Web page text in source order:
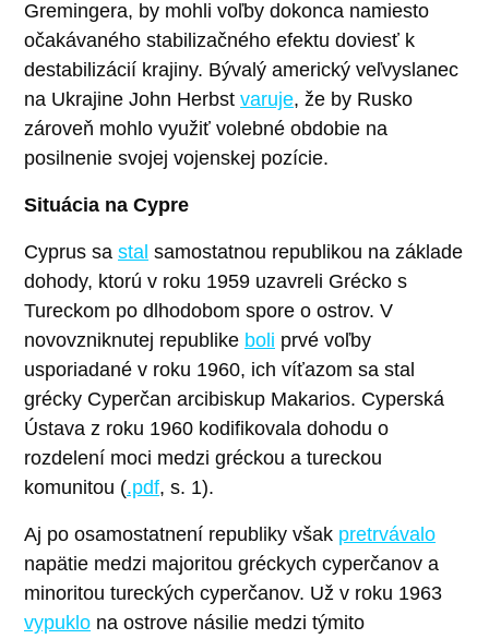
Gremingera, by mohli voľby dokonca namiesto
očakávaného stabilizačného efektu doviesť k
destabilizácií krajiny. Bývalý americký veľvyslanec
na Ukrajine John Herbst varuje, že by Rusko
zároveň mohlo využiť volebné obdobie na
posilnenie svojej vojenskej pozície.
Situácia na Cypre
Cyprus sa stal samostatnou republikou na základe
dohody, ktorú v roku 1959 uzavreli Grécko s
Tureckom po dlhodobom spore o ostrov. V
novovzniknutej republike boli prvé voľby
usporiadané v roku 1960, ich víťazom sa stal
grécky Cyperčan arcibiskup Makarios. Cyperská
Ústava z roku 1960 kodifikovala dohodu o
rozdelení moci medzi gréckou a tureckou
komunitou (.pdf, s. 1).
Aj po osamostatnení republiky však pretrvávalo
napätie medzi majoritou gréckych cyperčanov a
minoritou tureckých cyperčanov. Už v roku 1963
vypuklo na ostrove násilie medzi týmito